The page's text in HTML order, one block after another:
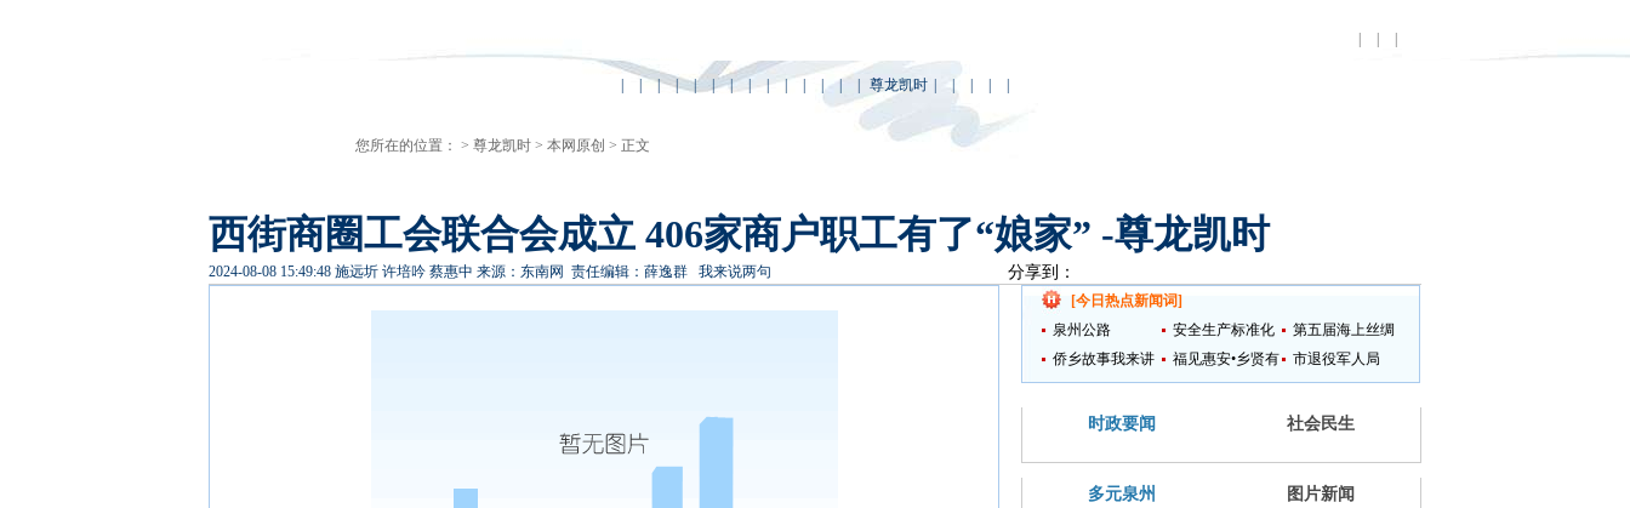
| | | 尊龙凯时
您所在的位置： > 尊龙凯时 > 本网原创 > 正文
西街商圈工会联合会成立 406家商户职工有了“娘家” -尊龙凯时
2024-08-08 15:49:48 施远圻 许培吟 蔡惠中 来源：东南网 责任编辑：薛逸群 我来说两句 分享到：
[今日热点新闻词]
泉州公路
安全生产标准化
提升
第五届海上丝绸
之路国际艺术节
侨乡故事我来讲
福见惠安•乡贤有
为
市退役军人局
时政要闻 社会民生
多元泉州 图片新闻